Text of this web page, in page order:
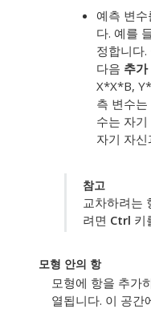
예측 변
다. 예를
정합니다
다음 추가
X*X*B,
측 변수
수는 자
자기 자
참고
교차하려는
려면 Ctrl 키
모형 안의 항
모형에 항을 추가
열됩니다. 이 공간